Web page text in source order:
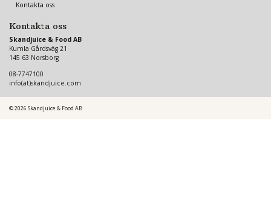
Kontakta oss
Kontakta oss
Skandjuice & Food AB
Kumla Gårdsväg 21
145 63 Norsborg
08-7747100
info(at)skandjuice.com
© 2026 Skandjuice & Food AB